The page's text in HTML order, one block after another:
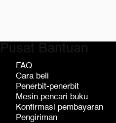
Pusat Bantuan
FAQ
Cara beli
Penerbit-penerbit
Mesin pencari buku
Konfirmasi pembayaran
Pengiriman